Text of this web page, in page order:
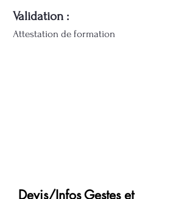
Validation :
Attestation de formation
Devis/Infos Gestes et